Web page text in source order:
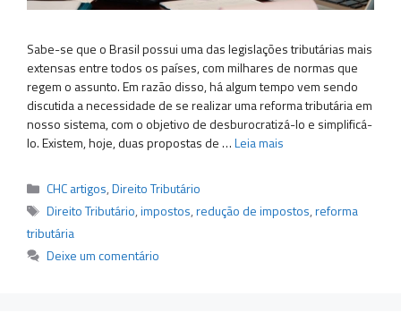
Sabe-se que o Brasil possui uma das legislações tributárias mais
extensas entre todos os países, com milhares de normas que
regem o assunto. Em razão disso, há algum tempo vem sendo
discutida a necessidade de se realizar uma reforma tributária em
nosso sistema, com o objetivo de desburocratizá-lo e simplificá-
lo. Existem, hoje, duas propostas de …Leia mais
Categorias
CHC artigos,Direito Tributário
Tags
Direito Tributário,impostos,redução de impostos,reforma
tributária
Deixe um comentário